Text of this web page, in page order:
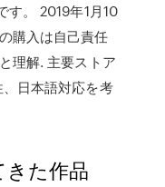
す。 2019年1月10
購入は自己責任
理解. 主要ストア
日本語対応を考
きた作品